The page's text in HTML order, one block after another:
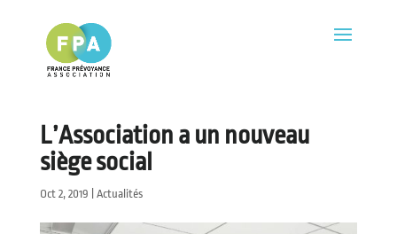
L’Association a un nouveau
siège social
Oct 2, 2019 Actualités